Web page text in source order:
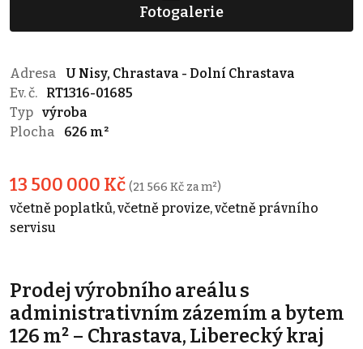
Fotogalerie
Adresa
U Nisy, Chrastava - Dolní Chrastava
Ev. č.
RT1316-01685
Typ výroba
Plocha
626 m²
13 500 000 Kč (21 566 Kč za m²)
včetně poplatků, včetně provize, včetně právního
servisu
Prodej výrobního areálu s
administrativním zázemím a bytem
126 m² – Chrastava, Liberecký kraj